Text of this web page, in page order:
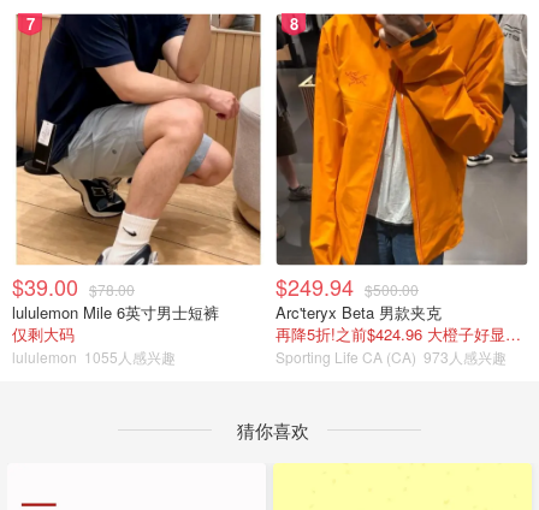
7
$39.00 $78.00
lululemon Mile 6英寸男士短裤
仅剩大码
lululemon 1055人感兴趣
8
$249.94 $500.00
Arc'teryx Beta 男款夹克
再降5折!之前$424.96 大橙子好显白 蹲补
Sporting Life CA (CA) 973人感兴趣
猜你喜欢